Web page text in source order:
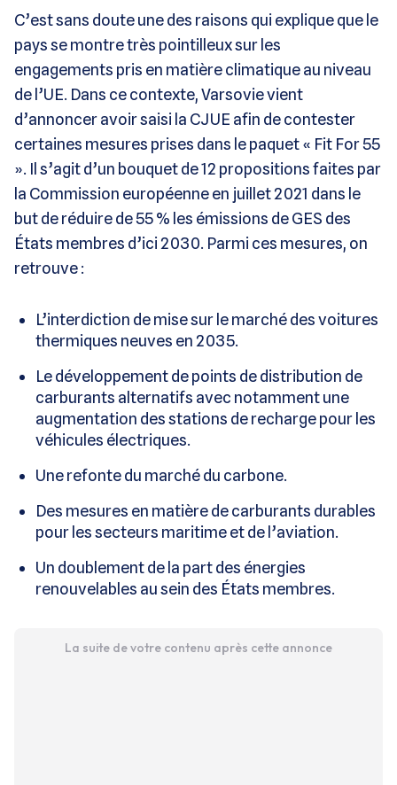
C’est sans doute une des raisons qui explique que le
pays se montre très pointilleux sur les
engagements pris en matière climatique au niveau
de l’UE. Dans ce contexte, Varsovie vient
d’annoncer avoir saisi la CJUE afin de contester
certaines mesures prises dans le paquet « Fit For 55
». Il s’agit d’un bouquet de 12 propositions faites par
la Commission européenne en juillet 2021 dans le
but de réduire de 55 % les émissions de GES des
États membres d’ici 2030. Parmi ces mesures, on
retrouve :
L’interdiction de mise sur le marché des voitures
thermiques neuves en 2035.
Le développement de points de distribution de
carburants alternatifs avec notamment une
augmentation des stations de recharge pour les
véhicules électriques.
Une refonte du marché du carbone.
Des mesures en matière de carburants durables
pour les secteurs maritime et de l’aviation.
Un doublement de la part des énergies
renouvelables au sein des États membres.
La suite de votre contenu après cette annonce